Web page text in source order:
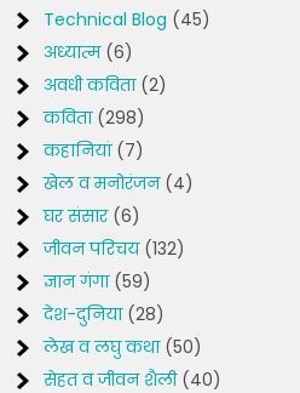
Technical Blog (45)
अध्यात्म(6)
अवधी कविता(2)
कविता(298)
कहानियां(7)
खेल व मनोरंजन(4)
घर संसार(6)
जीवन परिचय(132)
ज्ञान गंगा(59)
देश-दुनिया(28)
लेख व लघु कथा(50)
सेहत व जीवन शैली(40)